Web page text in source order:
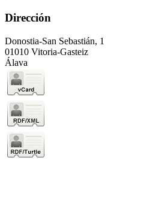
Dirección
Donostia-San Sebastián, 1
01010 Vitoria-Gasteiz
Álava